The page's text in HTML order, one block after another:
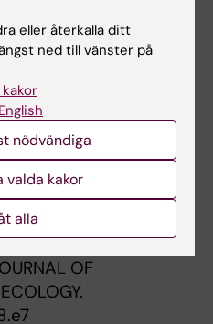
P; Andrae B;
J; Tornberg S
Alla författare
OF CANCER.
cervical
in the 15 old member
Union
IMCM; Fender M;
B
OF
eller återkalla ditt
ned till vänster på
nödvändiga
valda kakor
alla